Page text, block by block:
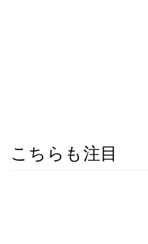
こちらも注目